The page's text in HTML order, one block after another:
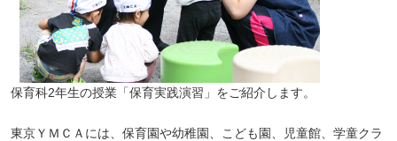
保育科2年生の授業「保育実践演習」をご紹介します。
東京ＹＭＣＡには、保育園や幼稚園、こども園、児童館、学童クラ